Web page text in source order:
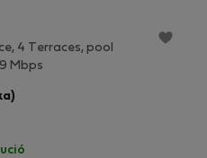
4 Terraces, pool
Mbps